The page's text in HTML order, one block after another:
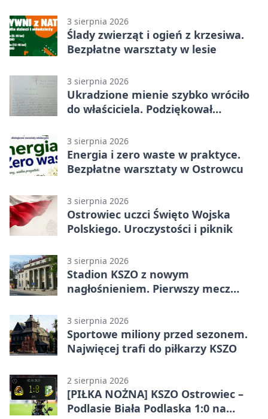
3 sierpnia 2026
Ślady zwierząt i ogień z krzesiwa.
Bezpłatne warsztaty w lesie
3 sierpnia 2026
Ukradzione mienie szybko wróciło
do właściciela. Podziękował
3 sierpnia 2026
Energia i zero waste w praktyce.
Bezpłatne warsztaty w Ostrowcu
3 sierpnia 2026
Ostrowiec uczci Święto Wojska
Polskiego. Uroczystości i piknik
3 sierpnia 2026
Stadion KSZO z nowym
nagłośnieniem. Pierwszy mecz
3 sierpnia 2026
Sportowe miliony przed sezonem.
Najwięcej trafi do piłkarzy KSZO
2 sierpnia 2026
[PIŁKA NOŻNA] KSZO Ostrowiec –
Podlasie Biała Podlaska 1:0 na